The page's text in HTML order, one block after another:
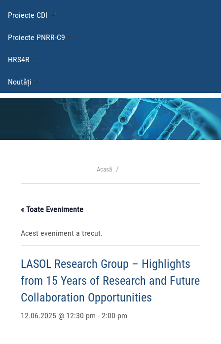
Proiecte CDI
Proiecte PNRR-C9
HRS4R
Noutăți
Acasă
« Toate Evenimente
Acest eveniment a trecut.
LASOL Research Group – Highlights
from 15 Years of Research and Future
Collaboration Opportunities
12.06.2025 @ 12:30 pm - 2:00 pm